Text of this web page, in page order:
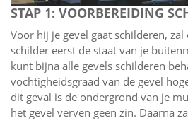
STAP 1: VOORBEREIDING
Voor hij je gevel gaat schilderen,
schilder eerst de staat van je
kunt bijna alle gevels schilderen
vochtigheidsgraad van de gevel
dit geval is de ondergrond van je
het gevel verven geen zin. Daarna